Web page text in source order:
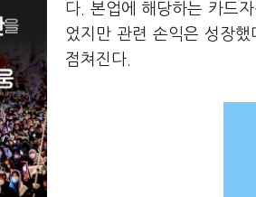
다. 본업에 해당하는 카드
었지만 관련 손익은 성장
점쳐진다.